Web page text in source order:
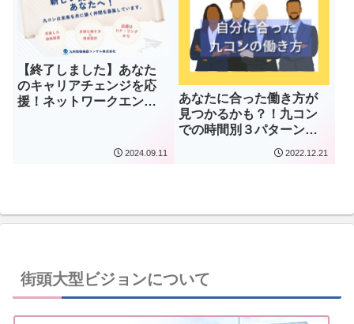
【終了しました】あなた
のキャリアチェンジを応
援！ネットワークエンジ
2024.09.11
あなたに合った働き方が
見つかるかも？！九コン
での時間別３パターンの
2022.12.21
街頭大型ビジョンについて